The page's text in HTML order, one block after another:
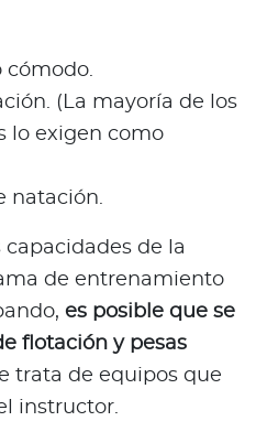
cómodo.
(La mayoría de los
lo exigen como
natación.
de la
de entrenamiento
es posible que se
flotación y pesas
trata de equipos que
instructor.